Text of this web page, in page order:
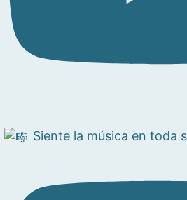
Siente la música en toda